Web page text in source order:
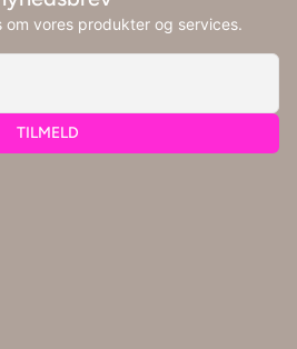
vores produkter og services.
TILMELD